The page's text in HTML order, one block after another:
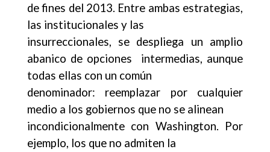
de fines del 2013. Entre ambas estrategias,
las institucionales y las
insurreccionales, se despliega un amplio
abanico de opciones intermedias, aunque
todas ellas con un común
denominador: reemplazar por cualquier
medio a los gobiernos que no se alinean
incondicionalmente con Washington. Por
ejemplo, los que no admiten la